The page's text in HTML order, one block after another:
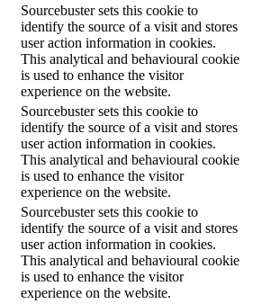
Sourcebuster sets this cookie to
identify the source of a visit and stores
user action information in cookies.
This analytical and behavioural cookie
is used to enhance the visitor
experience on the website.
Sourcebuster sets this cookie to
identify the source of a visit and stores
user action information in cookies.
This analytical and behavioural cookie
is used to enhance the visitor
experience on the website.
Sourcebuster sets this cookie to
identify the source of a visit and stores
user action information in cookies.
This analytical and behavioural cookie
is used to enhance the visitor
experience on the website.